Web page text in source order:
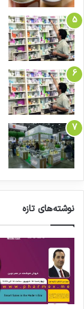
نوشته‌های تازه